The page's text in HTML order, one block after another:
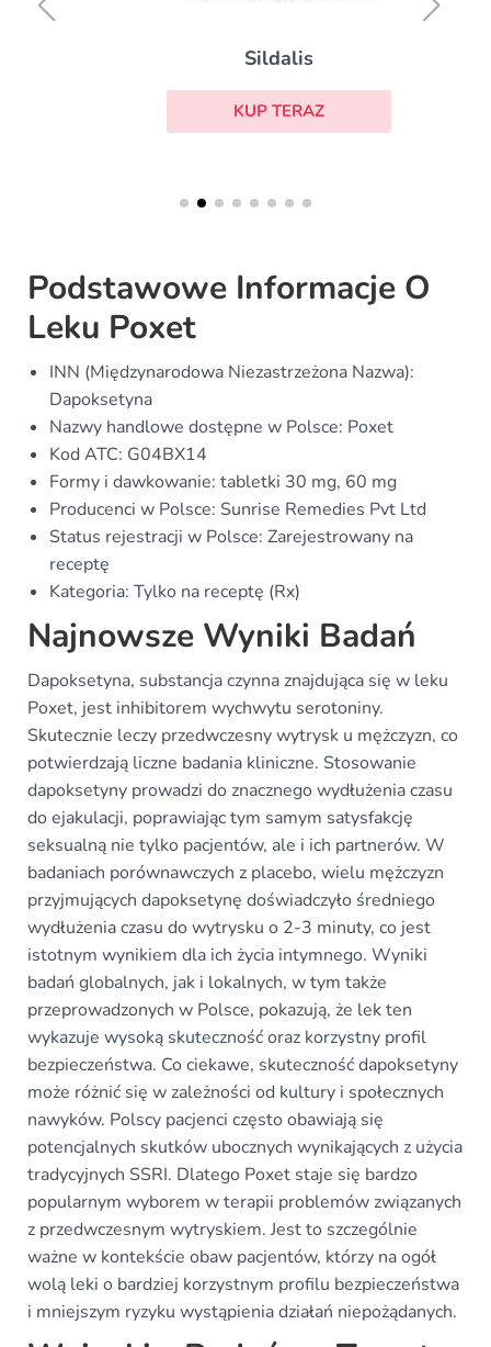
Sildalis
KUP TERAZ
Podstawowe Informacje O
Leku Poxet
INN (Międzynarodowa Niezastrzeżona Nazwa):
Dapoksetyna
Nazwy handlowe dostępne w Polsce: Poxet
Kod ATC: G04BX14
Formy i dawkowanie: tabletki 30 mg, 60 mg
Producenci w Polsce: Sunrise Remedies Pvt Ltd
Status rejestracji w Polsce: Zarejestrowany na
receptę
Kategoria: Tylko na receptę (Rx)
Najnowsze Wyniki Badań
Dapoksetyna, substancja czynna znajdująca się w leku
Poxet, jest inhibitorem wychwytu serotoniny.
Skutecznie leczy przedwczesny wytrysk u mężczyzn, co
potwierdzają liczne badania kliniczne. Stosowanie
dapoksetyny prowadzi do znacznego wydłużenia czasu
do ejakulacji, poprawiając tym samym satysfakcję
seksualną nie tylko pacjentów, ale i ich partnerów. W
badaniach porównawczych z placebo, wielu mężczyzn
przyjmujących dapoksetynę doświadczyło średniego
wydłużenia czasu do wytrysku o 2-3 minuty, co jest
istotnym wynikiem dla ich życia intymnego. Wyniki
badań globalnych, jak i lokalnych, w tym także
przeprowadzonych w Polsce, pokazują, że lek ten
wykazuje wysoką skuteczność oraz korzystny profil
bezpieczeństwa. Co ciekawe, skuteczność dapoksetyny
może różnić się w zależności od kultury i społecznych
nawyków. Polscy pacjenci często obawiają się
potencjalnych skutków ubocznych wynikających z użycia
tradycyjnych SSRI. Dlatego Poxet staje się bardzo
popularnym wyborem w terapii problemów związanych
z przedwczesnym wytryskiem. Jest to szczególnie
ważne w kontekście obaw pacjentów, którzy na ogół
wolą leki o bardziej korzystnym profilu bezpieczeństwa
i mniejszym ryzyku wystąpienia działań niepożądanych.